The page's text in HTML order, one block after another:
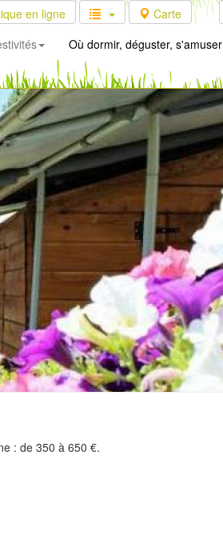
en ligne
Carte
Où dormir, déguster, s'amuser
: de 350 à 650 €.